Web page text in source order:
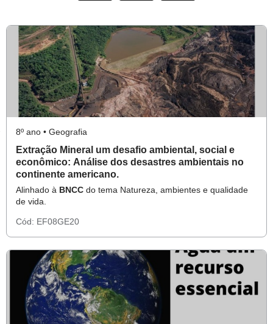
8º ano • Geografia
Extração Mineral um desafio ambiental, social e
econômico: Análise dos desastres ambientais no
continente americano.
Alinhado à BNCC do tema Natureza, ambientes e qualidade
de vida.
Cód: EF08GE20